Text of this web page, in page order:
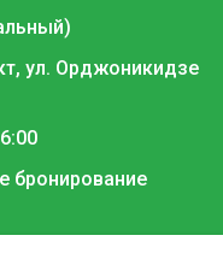
ул. Орджоникидзе
бронирование